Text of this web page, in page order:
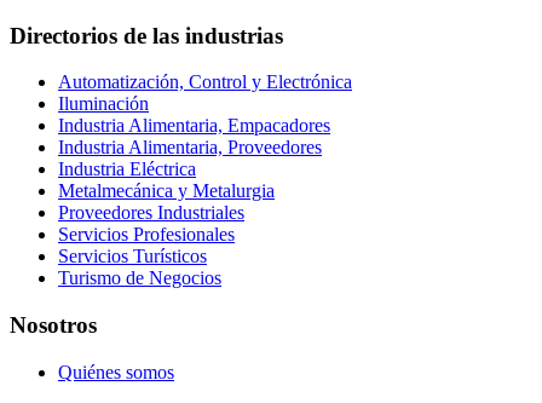
Directorios de las industrias
Automatización, Control y Electrónica
Iluminación
Industria Alimentaria, Empacadores
Industria Alimentaria, Proveedores
Industria Eléctrica
Metalmecánica y Metalurgia
Proveedores Industriales
Servicios Profesionales
Servicios Turísticos
Turismo de Negocios
Nosotros
Quiénes somos